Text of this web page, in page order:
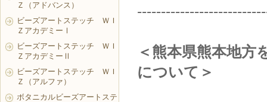
＜熊本県熊本地方
について＞
Ｚ（アドバンス）
ビーズアートステッチ ＷＩ
ＺアカデミーⅠ
ビーズアートステッチ ＷＩ
ＺアカデミーⅡ
ビーズアートステッチ ＷＩ
Ｚ（アルファ）
ボタニカルビーズアートステ